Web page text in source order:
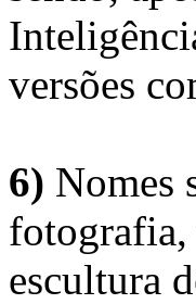
versões
6) Nomes
fotografia,
escultura